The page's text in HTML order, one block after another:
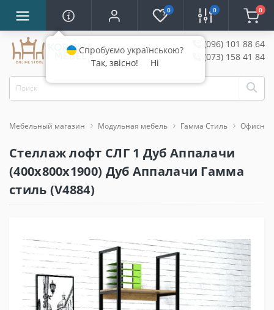
0 0 0
(096) 101 88 64
(073) 158 41 84
Мебельный магазин Модульная мебель Гамма Стиль
Стеллаж лофт СЛГ 1 Дуб Аппалачи
(400x800x1900) Дуб Аппалачи Гамма
стиль (V4884)
Спробуємо українською?
Так, звісно!
Ні